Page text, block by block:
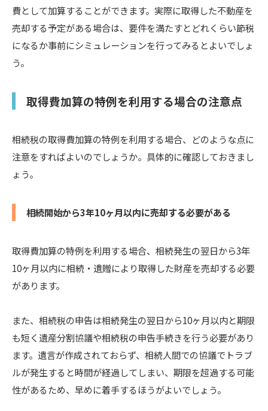
費として加算することができます。実際に取得した不動産を
売却する予定がある場合は、要件を満たすとどれくらい節税
になるか事前にシミュレーションを行ってみるとよいでしょ
う。
取得費加算の特例を利用する場合の注意点
相続税の取得費加算の特例を利用する場合、どのような点に
注意をすればよいのでしょうか。具体的に確認しておきまし
ょう。
相続開始から3年10ヶ月以内に売却する必要がある
取得費加算の特例を利用する場合、相続発生の翌日から3年
10ヶ月以内に相続・遺贈により取得した財産を売却する必要
があります。
また、相続税の申告は相続発生の翌日から10ヶ月以内と期限
も短く遺産分割協議や相続税の申告手続きを行う必要があり
ます。遺言が作成されておらず、相続人間での協議でトラブ
ルが発生すると時間が経過してしまい、期限を超過する可能
性があるため、早めに着手するほうがよいでしょう。